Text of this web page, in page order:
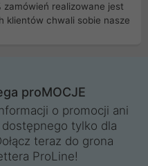
zamówień realizowane jest
klientów chwali sobie nasze
Gliwice, Kalisz, Bytom,
obsługa!
kapitałem. Działamy
kraju! Posiadamy siedzibę
terenie kraju. Cała
proMOCJE
o promocji ani
tylko dla
teraz do grona
ProLine!